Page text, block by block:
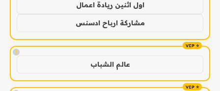
اول اثنين ريادة اعمال
مشاركة ارباح ادسنس
!
عالم الشباب